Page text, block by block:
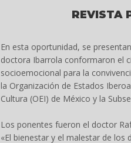
REVISTA
En esta oportunidad, se
doctora Ibarrola conformaron el
socioemocional para la
la Organización de Estados
Cultura (OEI) de México y la
Los ponentes fueron el doctor
«El bienestar y el malestar de los